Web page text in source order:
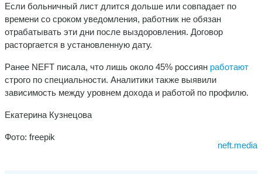
Если больничный лист длится дольше или совпадает по
времени со сроком уведомления, работник не обязан
отрабатывать эти дни после выздоровления. Договор
расторгается в установленную дату.
Ранее NEFT писала, что лишь около 45% россиян работают
строго по специальности. Аналитики также выявили
зависимость между уровнем дохода и работой по профилю.
Екатерина Кузнецова
Фото: freepik
neft.media